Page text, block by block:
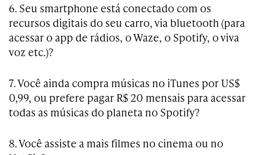
6. Seu smartphone está conectado com os
recursos digitais do seu carro, via bluetooth (para
acessar o app de rádios, o Waze, o Spotify, o viva
voz etc.)?
7. Você ainda compra músicas no iTunes por US$
0,99, ou prefere pagar R$ 20 mensais para acessar
todas as músicas do planeta no Spotify?
8. Você assiste a mais filmes no cinema ou no